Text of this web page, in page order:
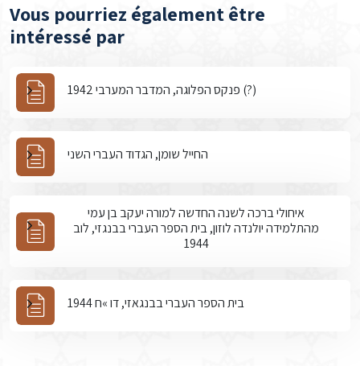
Vous pourriez également être
intéressé par
פנקס הפלוגה, המדבר המערבי 1942 (?)
החייל שומן, הגדוד העברי השני
איחולי ברכה לשנה החדשה למורה יעקב בן עמי
מהתלמידה יולנדה לוזון, בית הספר העברי בבנגזי, לוב
1944
בית הספר העברי בבנגאזי, דו »ח 1944